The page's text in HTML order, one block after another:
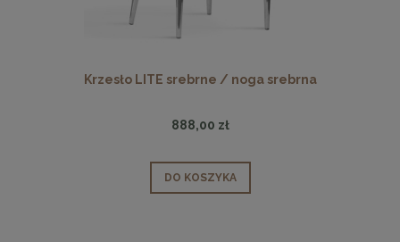
Krzesło LITE srebrne / noga srebrna
888,00 zł
DO KOSZYKA